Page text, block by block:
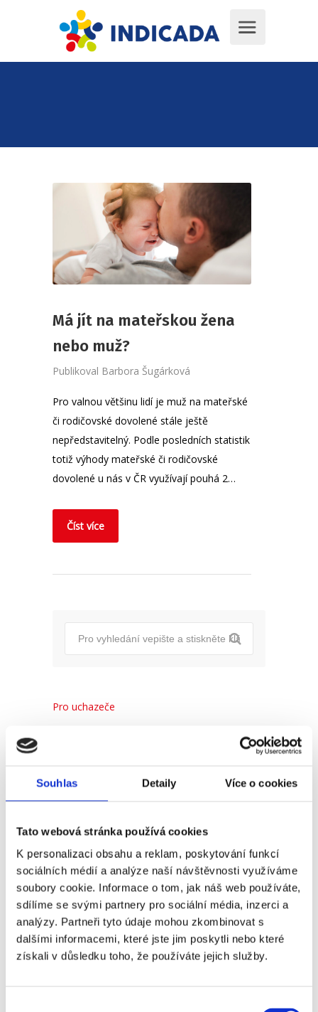
Souhlas Detaily Více o cookies
Tato webová stránka používá cookies
K personalizaci obsahu a reklam, poskytování funkcí
sociálních médií a analýze naší návštěvnosti využíváme
soubory cookie. Informace o tom, jak náš web používáte,
sdílíme se svými partnery pro sociální média, inzerci a
analýzy. Partneři tyto údaje mohou zkombinovat s
dalšími informacemi, které jste jim poskytli nebo které
získali v důsledku toho, že používáte jejich služby.
Má jít na mateřskou žena
nebo muž?
Publikoval Barbora Šugárková
Pro valnou většinu lidí je muž na mateřské
či rodičovské dovolené stále ještě
nepředstavitelný. Podle posledních statistik
totiž výhody mateřské či rodičovské
dovolené u nás v ČR využívají pouhá 2…
Číst více
Pro uchazeče
Recent Popular Comments
(Ne)komunikace se
zaměstnavatelem
18. 9. 2025